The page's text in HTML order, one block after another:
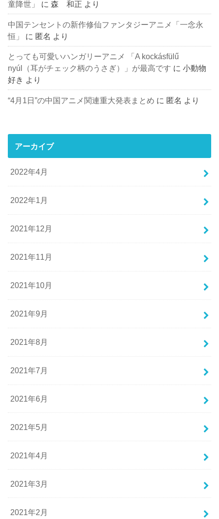
童降世」
に森 和正 より
中国テンセントの新作修仙ファンタジーアニメ「一念永
恒」
に 匿名 より
とっても可愛いハンガリーアニメ 「A kockásfülű
nyúl（耳がチェック柄のうさぎ）」が最高です に小動物
好き より
“4月1日”の中国アニメ関連重大発表まとめ に 匿名 より
アーカイブ
2022年4月
2022年1月
2021年12月
2021年11月
2021年10月
2021年9月
2021年8月
2021年7月
2021年6月
2021年5月
2021年4月
2021年3月
2021年2月